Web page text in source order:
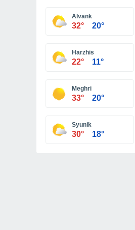
Alvank
32° 20°
Harzhis
22° 11°
Meghri
33° 20°
Syunik
30° 18°